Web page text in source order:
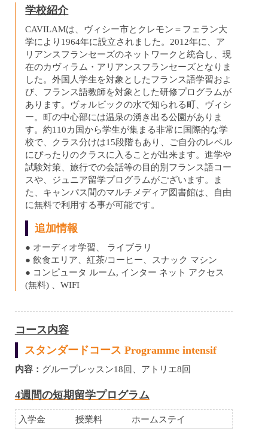
学校紹介
CAVILAMは、ヴィシー市とクレモン＝フェラン大
学により1964年に設立されました。2012年に、ア
リアンスフランセーズのネットワークと統合し、現
在のカヴィラム・アリアンスフランセーズとなりま
した。外国人学生を対象としたフランス語学習およ
び、フランス語教師を対象とした研修プログラムが
あります。ヴォルビックの水で知られる町、ヴィシ
ー。町の中心部には温泉の湧き出る公園がありま
す。約110カ国から学生が集まる非常に国際的な学
校で、クラス分けは15段階もあり、ご自分のレベル
にぴったりのクラスに入ることが出来ます。進学や
試験対策、旅行での会話等の目的別フランス語コー
スや、ジュニア留学プログラムがございます。ま
た、キャンパス間のマルチメディア図書館は、自由
に無料で利用する事が可能です。
追加情報
● オーディオ学習、 ライブラリ
● 飲食エリア、紅茶/コーヒー、スナック マシン
● コンピュータ ルーム, インター ネット アクセス
(無料) 、WIFI
コース内容
スタンダードコース Programme intensif
内容： グループレッスン18回、アトリエ8回
4週間の短期留学プログラム
入学金 授業料 ホームステイ